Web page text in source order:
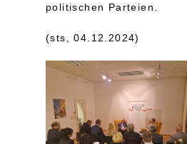
politischen Parteien.
(sts, 04.12.2024)